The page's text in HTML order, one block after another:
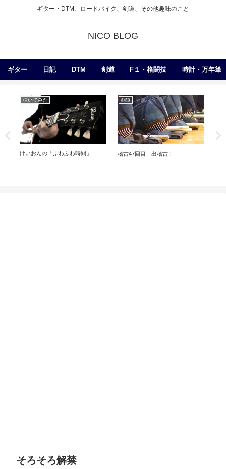
ギター・DTM、ロードバイク、剣道、その他趣味のこと
NICO BLOG
ギター 日記 DTM 剣道 F１・格闘技 時計・万年筆
弾いてみた
けいおんの「ふわふわ時間」
剣道
稽古47回目 出稽古！
そろそろ解禁